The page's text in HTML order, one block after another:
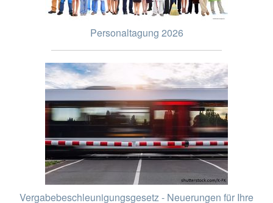
Personaltagung 2026
Vergabebeschleunigungsgesetz - Neuerungen für Ihre